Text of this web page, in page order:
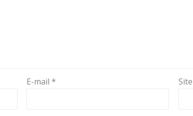
E-mail * Site